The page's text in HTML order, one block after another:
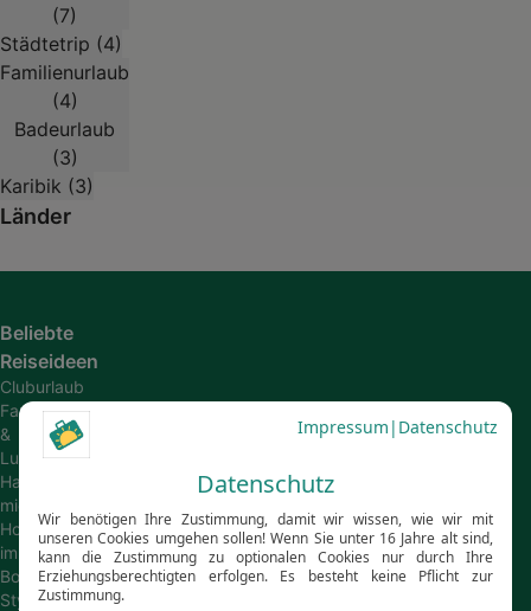
(7)
Städtetrip (4)
Familienurlaub
(4)
Badeurlaub
(3)
Karibik (3)
Länder
Beliebte
Reiseideen
Cluburlaub
Family
&
Luxus
Hausboot
mieten
Hotels
im
Boho-
Style